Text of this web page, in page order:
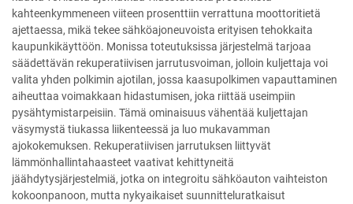
kahteenkymmeneen viiteen prosenttiin verrattuna moottoritietä
ajettaessa, mikä tekee sähköajoneuvoista erityisen tehokkaita
kaupunkikäyttöön. Monissa toteutuksissa järjestelmä tarjoaa
säädettävän rekuperatiivisen jarrutusvoiman, jolloin kuljettaja voi
valita yhden polkimin ajotilan, jossa kaasupolkimen vapauttaminen
aiheuttaa voimakkaan hidastumisen, joka riittää useimpiin
pysähtymistarpeisiin. Tämä ominaisuus vähentää kuljettajan
väsymystä tiukassa liikenteessä ja luo mukavamman
ajokokemuksen. Rekuperatiivisen jarrutuksen liittyvät
lämmönhallintahaasteet vaativat kehittyneitä
jäähdytysjärjestelmiä, jotka on integroitu sähköauton vaihteiston
kokoonpanoon, mutta nykyaikaiset suunnitteluratkaisut